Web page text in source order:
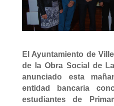
El Ayuntamiento de
de la Obra Social de
anunciado esta
entidad bancaria
estudiantes de